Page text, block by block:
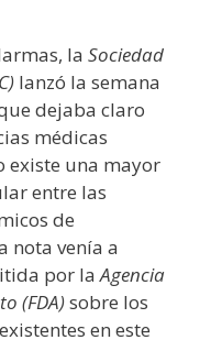
la Sociedad
lanzó la semana
dejaba claro
médicas
existe una mayor
entre las
de
nota venía a
por laAgencia
(FDA)sobre los
en este